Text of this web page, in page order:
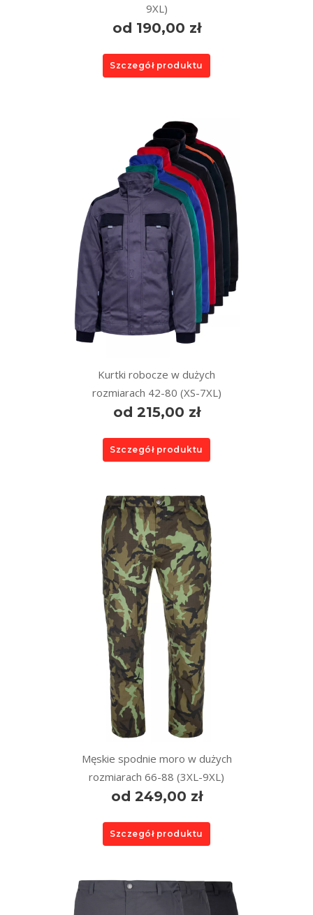
9XL)
od 190,00 zł
Szczegół produktu
Kurtki robocze w dużych
rozmiarach 42-80 (XS-7XL)
od 215,00 zł
Szczegół produktu
Męskie spodnie moro w dużych
rozmiarach 66-88 (3XL-9XL)
od 249,00 zł
Szczegół produktu